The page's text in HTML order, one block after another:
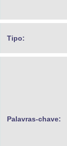
Tipo:
Palavras-chave: